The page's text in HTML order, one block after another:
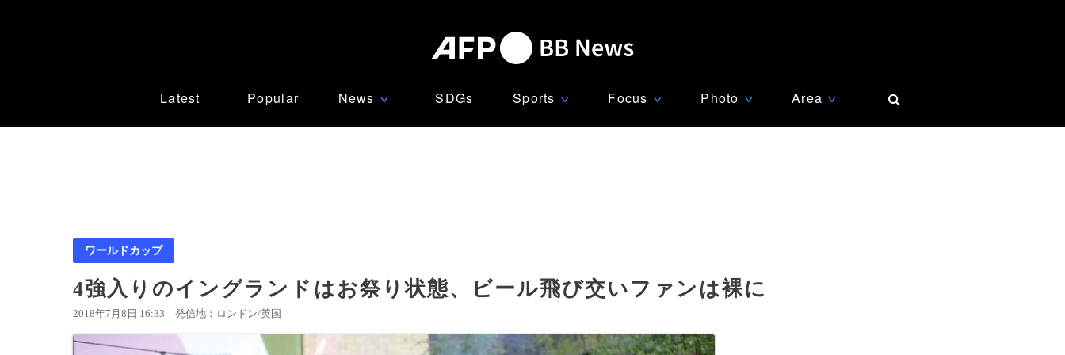
Latest Popular News ∨ SDGs Sports ∨ Focus ∨ Photo ∨ Area ∨
ワールドカップ
4強入りのイングランドはお祭り状態、ビール飛び交いファンは裸に
2018年7月8日 16:33 発信地：ロンドン/英国